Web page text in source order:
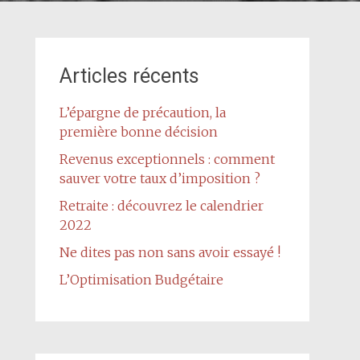
Articles récents
L’épargne de précaution, la
première bonne décision
Revenus exceptionnels : comment
sauver votre taux d’imposition ?
Retraite : découvrez le calendrier
2022
Ne dites pas non sans avoir essayé !
L’Optimisation Budgétaire